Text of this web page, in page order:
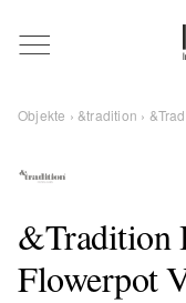
Objekte ›&tradition ›
&Tradition
Flowerpot